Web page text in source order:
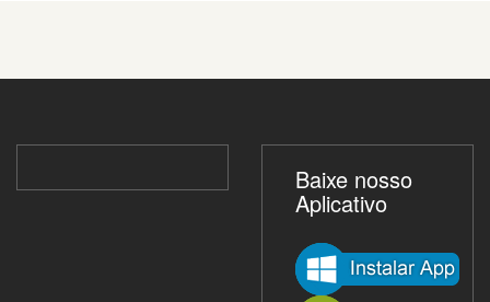
Baixe nosso
Aplicativo